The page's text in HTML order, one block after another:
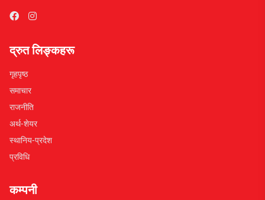
द्रुत लिङ्कहरू
गृहपृष्ठ
समाचार
राजनीति
अर्थ-शेयर
स्थानिय-प्रदेश
प्रविधि
कम्पनी